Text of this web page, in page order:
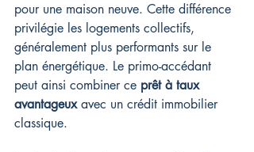
pour une maison neuve. Cette différence
privilégie les logements collectifs,
généralement plus performants sur le
plan énergétique. Le primo-accédant
peut ainsi combiner ce prêt à taux
avantageux avec un crédit immobilier
classique.